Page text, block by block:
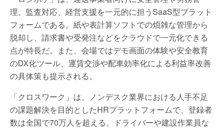
理、監査対応、経営支援を一元的に担うSaaS型プラット
フォームである。紙や表計算ソフトでの煩雑な管理から
脱却し、請求書や受発注などをクラウドで一元化できる
点が特長だ。また、会場ではデモ画面の体験や安全教育
のDX化ツール、運賃交渉や配車効率化による利益率改善
の具体策も提示される。
「クロスワーク」は、ノンデスク業界における人手不足
の課題解決を目的としたHRプラットフォームで、登録者
数は全国で70万人を超える。ドライバーや建設作業員な